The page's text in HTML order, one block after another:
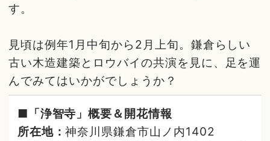
す。
見頃は例年1月中旬から2月上旬。鎌倉らしい
古い木造建築とロウバイの共演を見に、足を運
んでみてはいかがでしょうか？
■「浄智寺」概要＆開花情報
所在地：神奈川県鎌倉市山ノ内1402